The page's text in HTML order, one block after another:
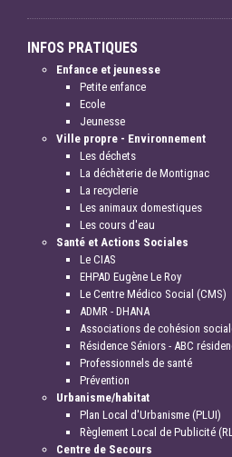
INFOS PRATIQUES
Enfance et jeunesse
Petite enfance
Ecole
Jeunesse
Ville propre - Environnement
Les déchets
La déchèterie de Montignac
La recyclerie
Les animaux domestiques
Les cours d'eau
Santé et Actions Sociales
Le CIAS
EHPAD Eugène Le Roy
Le Centre Médico Social (CMS)
ADMR - DHANA
Associations de cohésion
Résidence Séniors - ABC
Professionnels de santé
Prévention
Urbanisme/habitat
Plan Local d'Urbanisme (PLUI)
Règlement Local de Publicité
Centre de Secours